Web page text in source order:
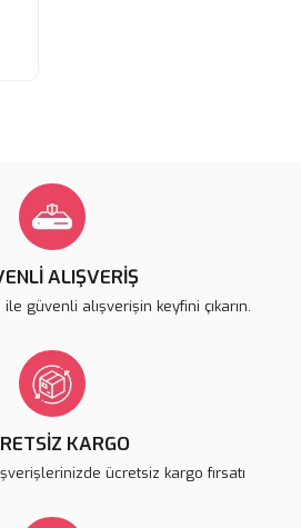
ALIŞVERİŞ
güvenli alışverişin keyfini çıkarın.
KARGO
ücretsiz kargo fırsatı